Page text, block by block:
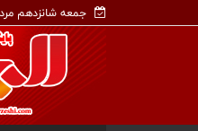
جمعه شانزدهم